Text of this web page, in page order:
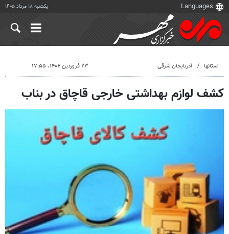
یکشنبه ۱۸ مرداد ۱۴۰۵
استانها آذربایجان شرقی ۲۳ فروردین ۱۴۰۴، ۱۷:۵۵
کشف لوازم بهداشتی خارجی قاچاق در بناب